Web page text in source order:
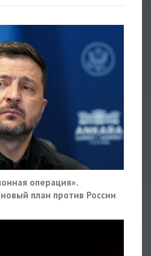
операция».
план против России